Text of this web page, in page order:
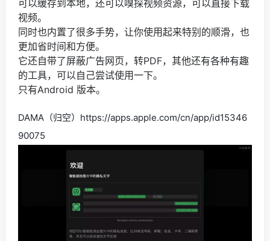
可以缓存到本地，还可以嗅探视频资源，可以直接下载
视频。
同时也内置了很多手势，让你使用起来特别的顺滑，也
更加省时间和方便。
它还自带了屏蔽广告网页，转PDF，其他还有各种有趣
的工具，可以自己尝试使用一下。
只有Android 版本。
DAMA（归空）https://apps.apple.com/cn/app/id15346
90075